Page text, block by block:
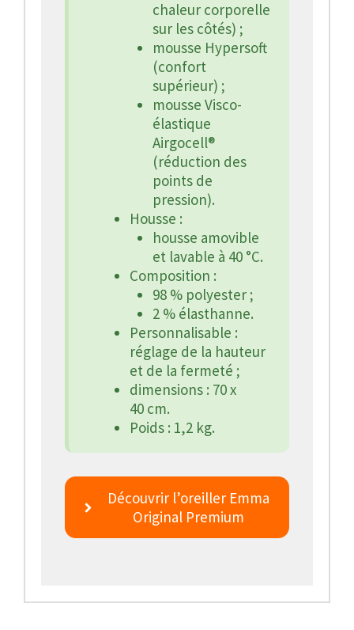
chaleur corporelle
sur les côtés) ;
mousse Hypersoft
(confort
supérieur) ;
mousse Visco-
élastique
Airgocell®
(réduction des
points de
pression).
Housse :
housse amovible
et lavable à 40 °C.
Composition :
98 % polyester ;
2 % élasthanne.
Personnalisable :
réglage de la hauteur
et de la fermeté ;
dimensions : 70 x
40 cm.
Poids : 1,2 kg.
Découvrir l’oreiller Emma
Original Premium